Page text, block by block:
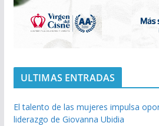
ULTIMAS ENTRADAS
El talento de las mujeres impulsa
liderazgo de Giovanna Ubidia